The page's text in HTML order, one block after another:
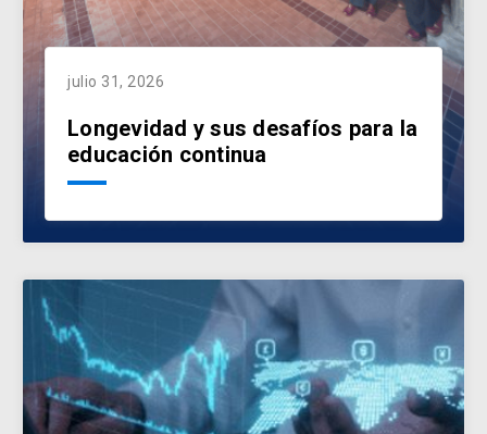
julio 31, 2026
Longevidad y sus desafíos para la
educación continua